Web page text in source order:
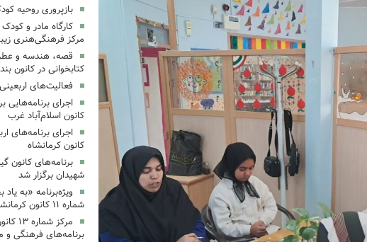
بازپروری روحیه
کارگاه مادر و
مرکز فرهنگی‌هنری
قصه، هندسه و عطر
کتابخوانی در کانون
فعالیت‌های
کانون اسلام‌آباد غرب
کانون کرمانشاه
برنامه‌های کانون
شهیدان برگزار شد
ویژه‌برنامه «به
شماره ۱۱ کانون کرمانشاه برگزار شد
مرکز
برنامه‌های فرهنگی و